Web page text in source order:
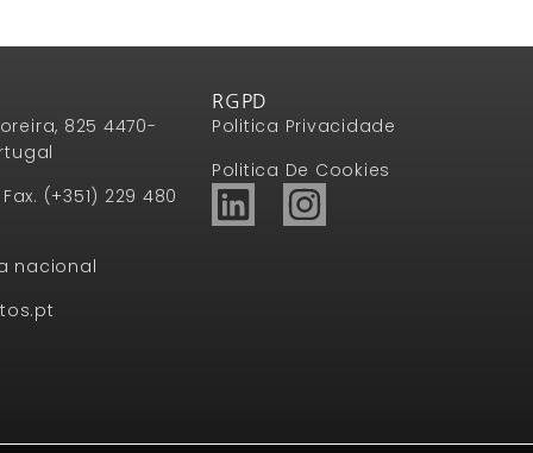
825 4470-
(+351) 229 480
nacional
RGPD
Politica Privacidade
Politica De Cookies